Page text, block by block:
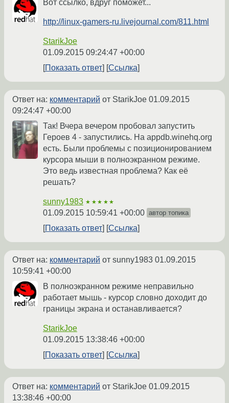
Вот ссылко, вдруг поможет...
http://linux-gamers-ru.livejournal.com/811.html
StarikJoe
01.09.2015 09:24:47 +00:00
Показать ответ
Ссылка
Ответ на: комментарий от StarikJoe 01.09.2015
09:24:47 +00:00
Так! Вчера вечером пробовал запустить
Героев 4 - запустились. На appdb.winehq.org
есть. Были проблемы с позиционированием
курсора мыши в полноэкранном режиме.
Это ведь известная проблема? Как её
решать?
sunny1983 ★★★★★
01.09.2015 10:59:41 +00:00 автор топика
Показать ответ Ссылка
Ответ на: комментарий от sunny1983 01.09.2015
10:59:41 +00:00
В полноэкранном режиме неправильно
работает мышь - курсор словно доходит до
границы экрана и останавливается?
StarikJoe
01.09.2015 13:38:46 +00:00
Показать ответ
Ссылка
Ответ на: комментарий от StarikJoe 01.09.2015
13:38:46 +00:00